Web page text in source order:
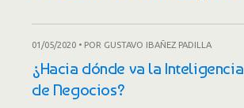
01/05/2020 • POR GUSTAVO IBAÑEZ PADILLA
¿Hacia dónde va la Inteligencia
de Negocios?